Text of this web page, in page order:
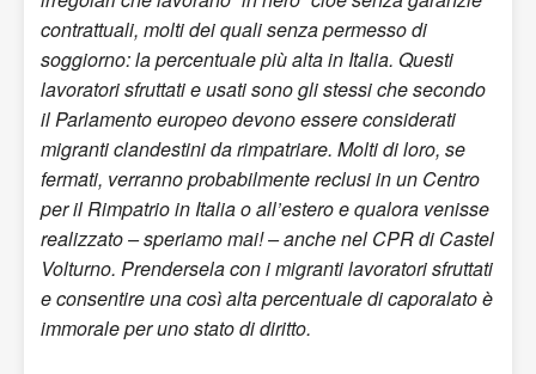
contrattuali, molti dei quali senza permesso di
soggiorno: la percentuale più alta in Italia. Questi
lavoratori sfruttati e usati sono gli stessi che secondo
il Parlamento europeo devono essere considerati
migranti clandestini da rimpatriare. Molti di loro, se
fermati, verranno probabilmente reclusi in un Centro
per il Rimpatrio in Italia o all’estero e qualora venisse
realizzato – speriamo mai! – anche nel CPR di Castel
Volturno. Prendersela con i migranti lavoratori sfruttati
e consentire una così alta percentuale di caporalato è
immorale per uno stato di diritto.